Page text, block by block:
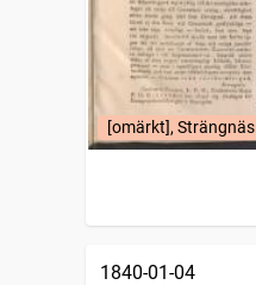
[omärkt], Strängnäs
1840-01-04